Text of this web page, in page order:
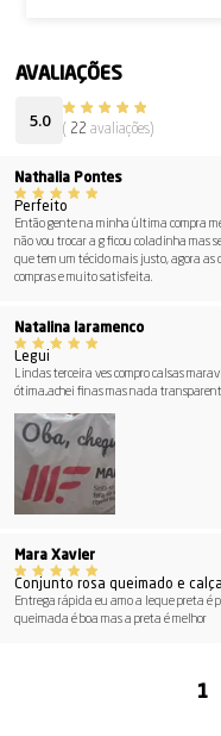
5.0 22 avaliações)
Nathalia Pontes
Perfeito
Então gente na minha última compra
não vou trocar a g ficou coladinha mas
que tem um técido mais justo, agora as
compras e muito satisfeita.
Natalina Iaramenco
Legui
Lindas terceira ves compro calsas
ótima..achei finas mas nada
Mara Xavier
Conjunto rosa queimado e
Entrega rápida eu amo a leque preta é
queimada é boa mas a preta é melhor